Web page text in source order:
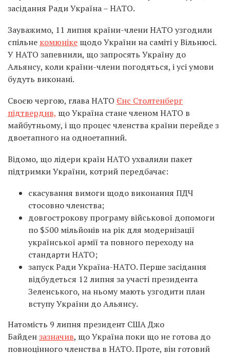
засідання Ради Україна – НАТО.
Зауважимо, 11 липня країни-члени НАТО узгодили
спільне комюніке щодо України на саміті у Вільнюсі.
У НАТО запевнили, що запросять Україну до
Альянсу, коли країни-члени погодяться, і усі умови
будуть виконані.
Своєю чергою, глава НАТО Єнс Столтенберг
підтвердив, що Україна стане членом НАТО в
майбутньому, і що процес членства країни перейде з
двоетапного на одноетапний.
Відомо, що лідери країн НАТО ухвалили пакет
підтримки України, котрий передбачає:
скасування вимоги щодо виконання ПДЧ
стосовно членства;
довгострокову програму військової допомоги
по $500 мільйонів на рік для модернізації
української армії та повного переходу на
стандарти НАТО;
запуск Ради Україна-НАТО. Перше засідання
відбудеться 12 липня за участі президента
Зеленського, на ньому мають узгодити план
вступу України до Альянсу.
Натомість 9 липня президент США Джо
Байдензазначив, що Україна поки що не готова до
повноцінного членства в НАТО. Проте, він готовий